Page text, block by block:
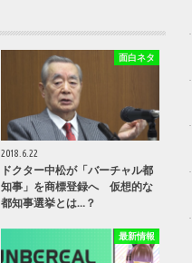
面白ネタ
2018.6.22
ドクター中松が「バーチャル都
知事」を商標登録へ 仮想的な
都知事選挙とは…？
最新情報